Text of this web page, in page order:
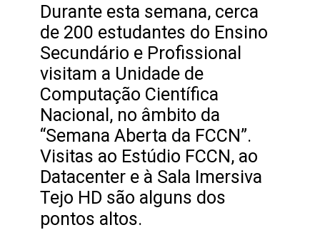
Durante esta semana, cerca
de 200 estudantes do Ensino
Secundário e Profissional
visitam a Unidade de
Computação Científica
Nacional, no âmbito da
“Semana Aberta da FCCN”.
Visitas ao Estúdio FCCN, ao
Datacenter e à Sala Imersiva
Tejo HD são alguns dos
pontos altos.